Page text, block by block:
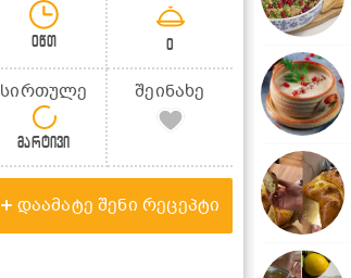
0წთ 0
სირთულე
მარტივი
შეინახე
დაამატე შენი რეცეპტი